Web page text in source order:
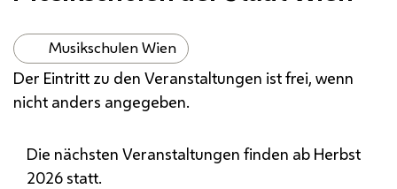
Musikschulen Wien
Der Eintritt zu den Veranstaltungen ist frei, wenn
nicht anders angegeben.
Die nächsten Veranstaltungen finden ab Herbst
2026 statt.